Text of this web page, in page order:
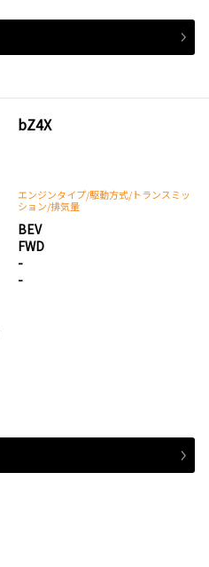
bZ4X
エンジンタイプ/駆動方式/トランスミッ
ション/排気量
BEV
FWD
-
-